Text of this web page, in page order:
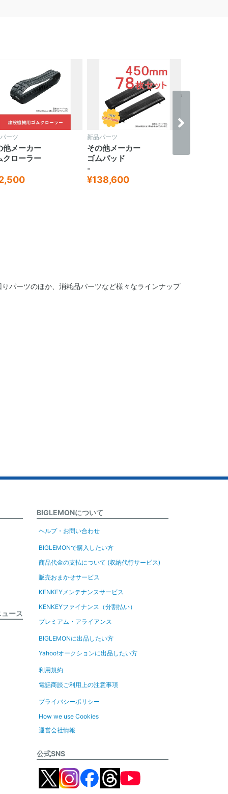
ーツ
他メーカー
パッド
新品パーツ
その他メーカー
ゴムパッド
-
¥61,900
タイヤ
›
パーツのほか、消耗品パーツなど様々なラインナップ
ース
BIGLEMONについて
ヘルプ・お問い合わせ
BIGLEMONで購入したい方
商品代金の支払について (収納代行サービス)
販売おまかせサービス
KENKEYメンテナンスサービス
KENKEYファイナンス（分割払い）
プレミアム・アライアンス
BIGLEMONに出品したい方
Yahoo!オークションに出品したい方
利用規約
電話商談ご利用上の注意事項
プライバシーポリシー
How we use Cookies
運営会社情報
公式SNS